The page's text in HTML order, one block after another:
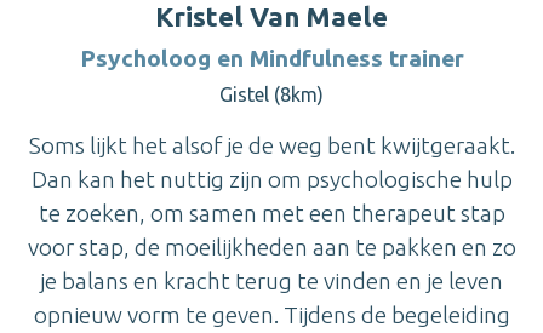
Kristel Van Maele
Psycholoog en Mindfulness trainer
Gistel (8km)
Soms lijkt het alsof je de weg bent kwijtgeraakt.
Dan kan het nuttig zijn om psychologische hulp
te zoeken, om samen met een therapeut stap
voor stap, de moeilijkheden aan te pakken en zo
je balans en kracht terug te vinden en je leven
opnieuw vorm te geven. Tijdens de begeleiding